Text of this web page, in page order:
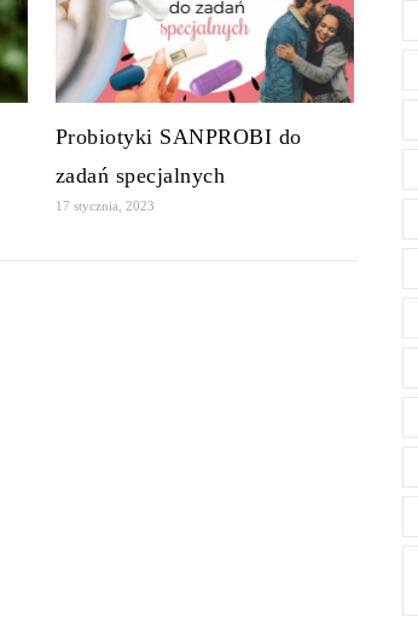
Probiotyki SANPROBI do
zadań specjalnych
17 stycznia, 2023